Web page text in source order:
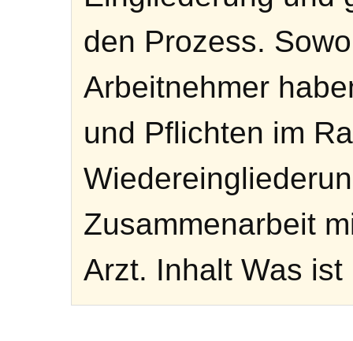
den Prozess.
Arbeitnehmer
und Pflichten im
Zusammenarbeit
Arzt. Inhalt Was